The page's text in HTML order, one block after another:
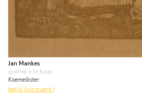
Jan Mankes
grafiek • te koop
Koemelkster
bekijk kunstwerk